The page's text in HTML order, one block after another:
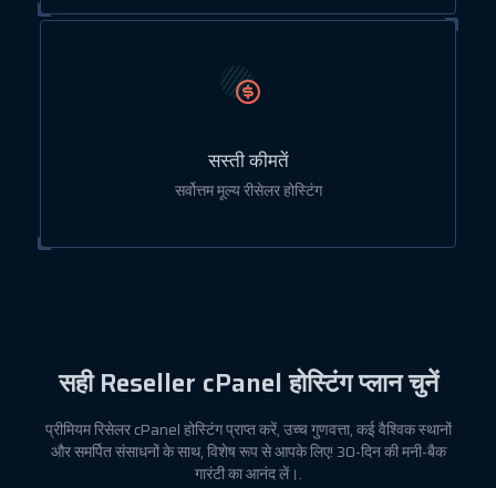
सस्ती कीमतें
सर्वोत्तम मूल्य रीसेलर होस्टिंग
सहीReseller cPanel होस्टिंग प्लानचुनें
प्रीमियम रिसेलर cPanel होस्टिंग प्राप्त करें, उच्च गुणवत्ता, कई वैश्विक स्थानों
और समर्पित संसाधनों के साथ, विशेष रूप से आपके लिए! 30-दिन की मनी-बैक
गारंटी का आनंद लें।.